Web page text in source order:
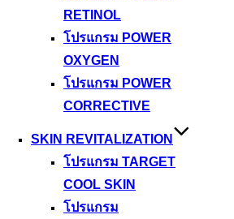
RETINOL
โปรแกรม POWER
OXYGEN
โปรแกรม POWER
CORRECTIVE
SKIN REVITALIZATION
โปรแกรม TARGET
COOL SKIN
โปรแกรม